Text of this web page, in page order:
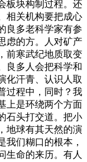
板块构制过程。还
相关机构要把成心
良多老科学家有参
虑的方。人对矿产
前寒武纪地质取变
良多人会把科学和
化汗青、认识人取
过程中，同时？我
上是环绕两个方面
石头打交道。把小
地球有其天然的演
我们糊口的根本，
生命的来历。有人